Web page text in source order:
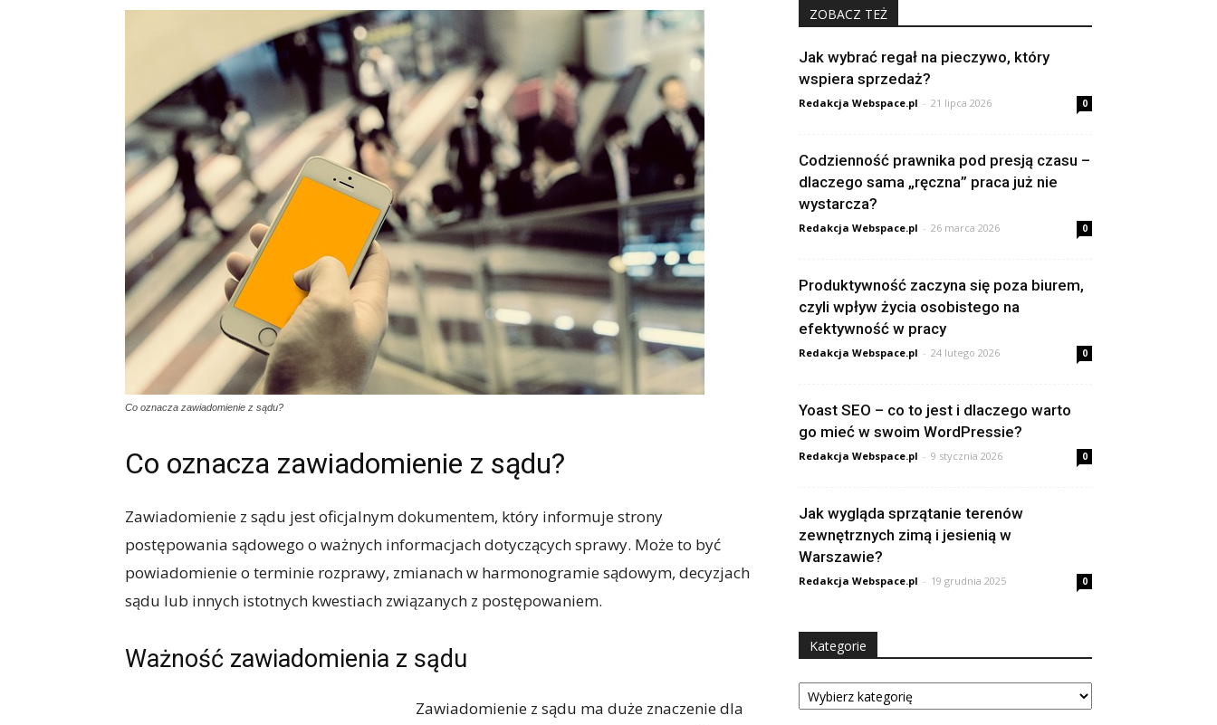
Co oznacza zawiadomienie z sądu?
Co oznacza zawiadomienie z sądu?
Zawiadomienie z sądu jest oficjalnym dokumentem, który informuje strony
postępowania sądowego o ważnych informacjach dotyczących sprawy. Może to być
powiadomienie o terminie rozprawy, zmianach w harmonogramie sądowym, decyzjach
sądu lub innych istotnych kwestiach związanych z postępowaniem.
Ważność zawiadomienia z sądu
Zawiadomienie z sądu ma duże znaczenie dla
ZOBACZ TEŻ
Jak wybrać regał na pieczywo, który
wspiera sprzedaż?
Redakcja Webspace.pl - 21 lipca 2026 0
Codzienność prawnika pod presją czasu –
dlaczego sama „ręczna” praca już nie
wystarcza?
Redakcja Webspace.pl - 26 marca 2026 0
Produktywność zaczyna się poza biurem,
czyli wpływ życia osobistego na
efektywność w pracy
Redakcja Webspace.pl - 24 lutego 2026 0
Yoast SEO – co to jest i dlaczego warto
go mieć w swoim WordPressie?
Redakcja Webspace.pl - 9 stycznia 2026 0
Jak wygląda sprzątanie terenów
zewnętrznych zimą i jesienią w
Warszawie?
Redakcja Webspace.pl - 19 grudnia 2025 0
Kategorie
Kategorie